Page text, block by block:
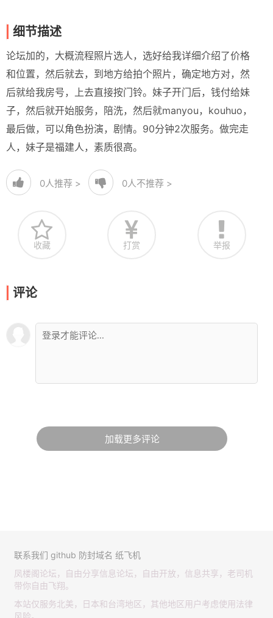
细节描述
论坛加的，大概流程照片选人，选好给我详细介绍了价格
和位置，然后就去，到地方给拍个照片，确定地方对，然
后就给我房号，上去直接按门铃。妹子开门后，钱付给妹
子，然后就开始服务，陪洗，然后就manyou，kouhuo，
最后做，可以角色扮演，剧情。90分钟2次服务。做完走
人，妹子是福建人，素质很高。
0人推荐 > 0人不推荐 >
收藏 打赏 举报
评论
加载更多评论
联系我们 github 防封域名 纸飞机
凤楼阁论坛，自由分享信息论坛，自由开放，信息共享，老司机
带你自由飞翔。
本站仅服务北美，日本和台湾地区，其他地区用户考虑使用法律
风险。